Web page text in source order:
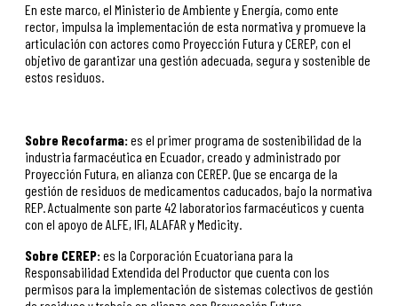
En este marco, el Ministerio de Ambiente y Energía, como ente
rector, impulsa la implementación de esta normativa y promueve la
articulación con actores como Proyección Futura y CEREP, con el
objetivo de garantizar una gestión adecuada, segura y sostenible de
estos residuos.
Sobre Recofarma:es el primer programa de sostenibilidad de la
industria farmacéutica en Ecuador, creado y administrado por
Proyección Futura, en alianza con CEREP. Que se encarga de la
gestión de residuos de medicamentos caducados, bajo la normativa
REP. Actualmente son parte 42 laboratorios farmacéuticos y cuenta
con el apoyo de ALFE, IFI, ALAFAR y Medicity.
Sobre CEREP:es la Corporación Ecuatoriana para la
Responsabilidad Extendida del Productor que cuenta con los
permisos para la implementación de sistemas colectivos de gestión